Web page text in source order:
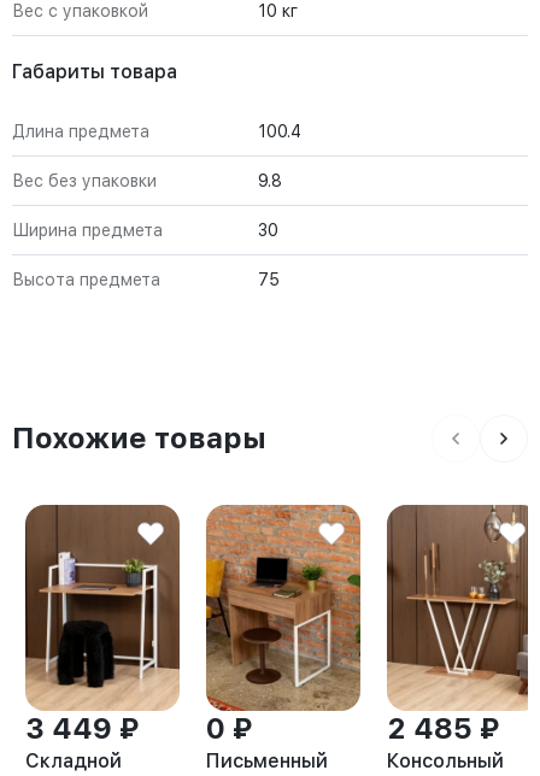
Вес с упаковкой 10 кг
Габариты товара
Длина предмета 100.4
Вес без упаковки 9.8
Ширина предмета 30
Высота предмета 75
Похожие товары
3 449 ₽
Складной
0 ₽
Письменный
2 485 ₽
Консольный